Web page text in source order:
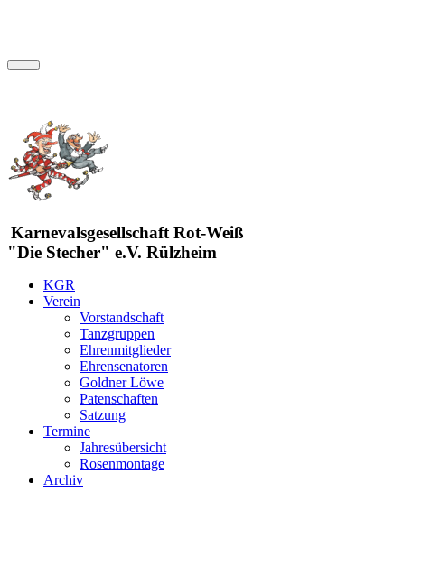
Karnevalsgesellschaft Rot-Weiß
"Die Stecher" e.V. Rülzheim
KGR
Verein
Vorstandschaft
Tanzgruppen
Ehrenmitglieder
Ehrensenatoren
Goldner Löwe
Patenschaften
Satzung
Termine
Jahresübersicht
Rosenmontage
Archiv